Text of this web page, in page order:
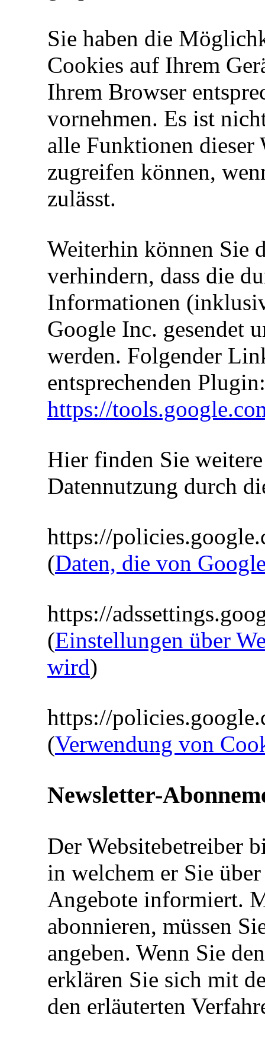
Sie haben die
Cookies auf Ihrem
Ihrem Browser
vornehmen. Es ist
alle Funktionen dieser
zugreifen können,
zulässt.
Weiterhin können Sie
verhindern, dass die
Informationen
Google Inc. gesendet
werden. Folgender
entsprechenden Plugin:
https://
Hier finden Sie
Datennutzung durch
https://
(Daten, die von
https://
(Einstellungen über
wird)
https://
(Verwendung von
Newsletter-
Der Websitebetreiber
in welchem er Sie
Angebote informiert.
abonnieren, müssen
angeben. Wenn Sie
erklären Sie sich mit
den erläuterten